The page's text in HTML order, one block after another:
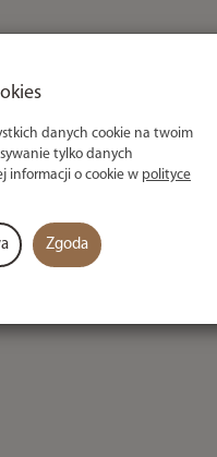
danych cookie na twoim
tylko danych
informacji o cookie w polityce
Zgoda